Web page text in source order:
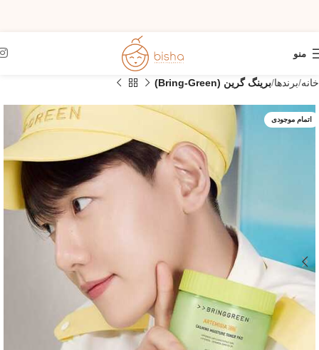
منو
خانه برندها برینگ گرین (Bring-Green)
اتمام موجودی